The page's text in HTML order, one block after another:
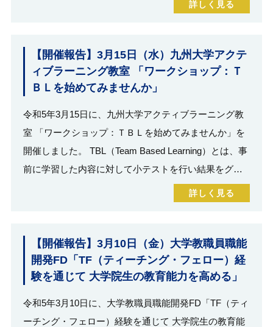
詳しく見る
【開催報告】3月15日（水）九州大学アクテ
ィブラーニング教室 「ワークショップ：Ｔ
ＢＬを始めてみませんか」
令和5年3月15日に、九州大学アクティブラーニング教
室 「ワークショップ：ＴＢＬを始めてみませんか」を
開催しました。 TBL（Team Based Learning）とは、事
前に学習した内容に対して小テストを行い結果をグ…
詳しく見る
【開催報告】3月10日（金）大学教職員職能
開発FD「TF（ティーチング・フェロー）経
験を通じて 大学院生の教育能力を高める」
令和5年3月10日に、大学教職員職能開発FD「TF（ティ
ーチング・フェロー）経験を通じて 大学院生の教育能